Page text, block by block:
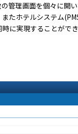
管理画面を個々に開
たホテルシステム
に実現することができ